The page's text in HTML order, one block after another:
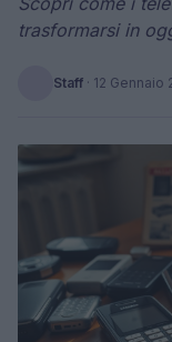
trasformarsi in
Staff · 12 Gennaio